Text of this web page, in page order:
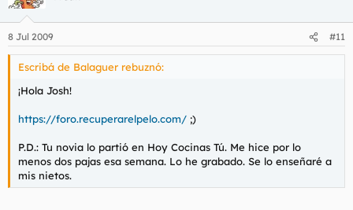
8 Jul 2009 #11
Escribá de Balaguer rebuznó:
¡Hola Josh!
https://foro.recuperarelpelo.com/ ;)
P.D.: Tu novia lo partió en Hoy Cocinas Tú. Me hice por lo
menos dos pajas esa semana. Lo he grabado. Se lo enseñaré a
mis nietos.